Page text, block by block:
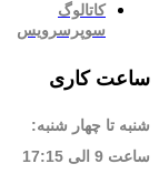
کاتالوگ
سوپرسرویس
ساعت کاری
شنبه تا چهار شنبه:
ساعت 9 الی 17:15